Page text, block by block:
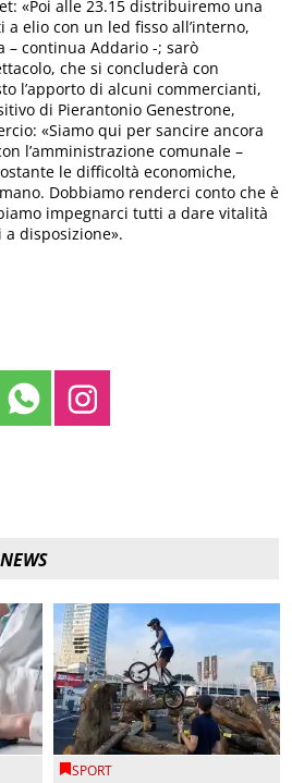
«Poi alle 23.15 distribuiremo una
elio con un led fisso all’interno,
continua Addario -; sarò
che si concluderà con
l’apporto di alcuni commercianti,
di Pierantonio Genestrone,
«Siamo qui per sancire ancora
l’amministrazione comunale –
le difficoltà economiche,
Dobbiamo renderci conto che è
impegnarci tutti a dare vitalità
disposizione».
SPORT